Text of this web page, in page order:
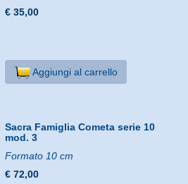
€ 35,00
Aggiungi al carrello
Sacra Famiglia Cometa serie 10
mod. 3
Formato 10 cm
€ 72,00